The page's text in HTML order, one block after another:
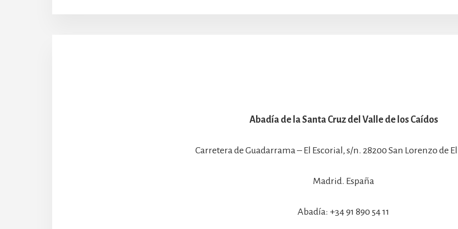
Abadía de la Santa Cruz del Valle de los Caídos
Carretera de Guadarrama – El Escorial, s/n. 28200 San Lorenzo de
Madrid. España
Abadía: +34 91 890 54 11